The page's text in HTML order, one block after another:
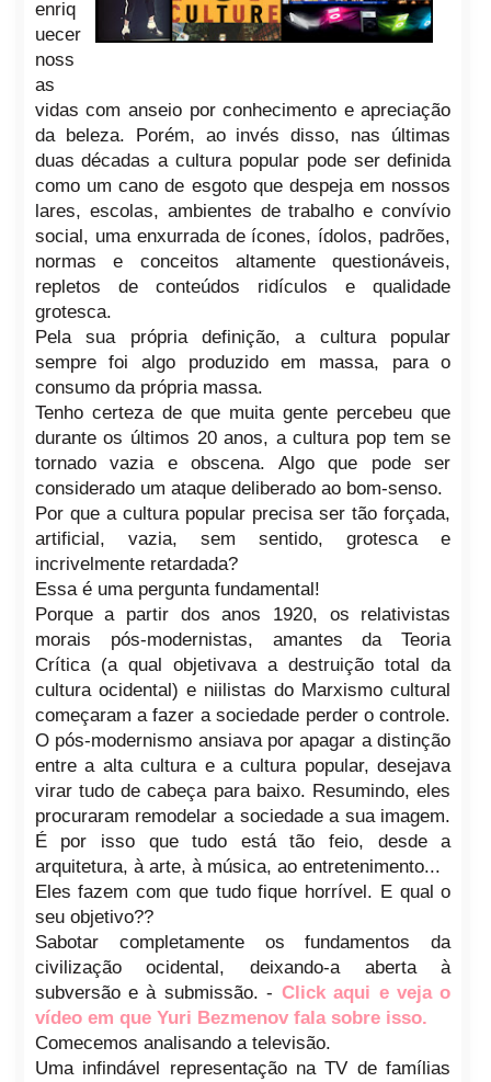
enriq
uecer
noss
as
vidas com anseio por conhecimento e apreciação
da beleza. Porém, ao invés disso, nas últimas
duas décadas a cultura popular pode ser definida
como um cano de esgoto que despeja em nossos
lares, escolas, ambientes de trabalho e convívio
social, uma enxurrada de ícones, ídolos, padrões,
normas e conceitos altamente questionáveis,
repletos de conteúdos ridículos e qualidade
grotesca.
Pela sua própria definição, a cultura popular
sempre foi algo produzido em massa, para o
consumo da própria massa.
Tenho certeza de que muita gente percebeu que
durante os últimos 20 anos, a cultura pop tem se
tornado vazia e obscena. Algo que pode ser
considerado um ataque deliberado ao bom-senso.
Por que a cultura popular precisa ser tão forçada,
artificial, vazia, sem sentido, grotesca e
incrivelmente retardada?
Essa é uma pergunta fundamental!
Porque a partir dos anos 1920, os relativistas
morais pós-modernistas, amantes da Teoria
Crítica (a qual objetivava a destruição total da
cultura ocidental) e niilistas do Marxismo cultural
começaram a fazer a sociedade perder o controle.
O pós-modernismo ansiava por apagar a distinção
entre a alta cultura e a cultura popular, desejava
virar tudo de cabeça para baixo. Resumindo, eles
procuraram remodelar a sociedade a sua imagem.
É por isso que tudo está tão feio, desde a
arquitetura, à arte, à música, ao entretenimento...
Eles fazem com que tudo fique horrível. E qual o
seu objetivo??
Sabotar completamente os fundamentos da
civilização ocidental, deixando-a aberta à
subversão e à submissão. - Click aqui e veja o
vídeo em que Yuri Bezmenov fala sobre isso.
Comecemos analisando a televisão.
Uma infindável representação na TV de famílias